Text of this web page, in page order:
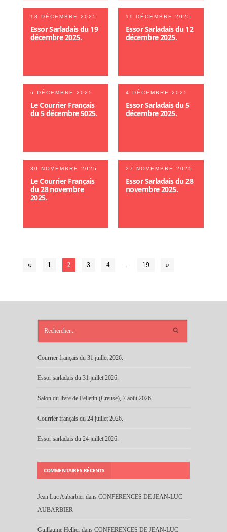
18 DÉCEMBRE 2025
Essor Sarladais du 19
décembre 2025.
11 DÉCEMBRE 2025
Essor Sarladais du 12
décembre 2025.
6 DÉCEMBRE 2025
Le Courrier Français
du 5 décembre 5025.
4 DÉCEMBRE 2025
Essor Sarladais du 5
décembre 2025.
30 NOVEMBRE 2025
Le Courrier Français
du 28 novembre
2025.
27 NOVEMBRE 2025
Essor Sarladais du 28
novembre 2025.
« 1 2 3 4 19 »
Courrier français du 31 juillet 2026.
Essor sarladais du 31 juillet 2026.
Salon du livre de Felletin (Creuse), 7 août 2026.
Courrier français du 24 juillet 2026.
Essor sarladais du 24 juillet 2026.
COMMENTAIRES RÉCENTS
Jean Luc Aubarbier dans CONFERENCES DE JEAN-LUC
AUBARBIER
Guillaume Hellier dans CONFERENCES DE JEAN-LUC